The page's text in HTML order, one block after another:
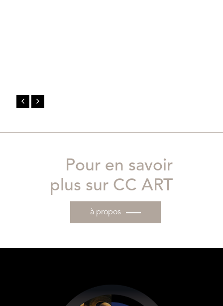
Pour en savoir
plus sur CC ART
à propos